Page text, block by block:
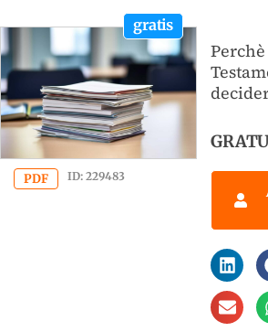
gratis
PDF ID: 229483